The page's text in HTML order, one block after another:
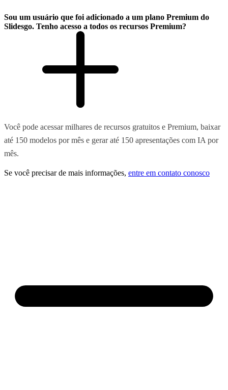
Sou um usuário que foi adicionado a um plano Premium do
Slidesgo. Tenho acesso a todos os recursos Premium?
Você pode acessar milhares de recursos gratuitos e Premium, baixar
até 150 modelos por mês e gerar até 150 apresentações com IA por
mês.
Se você precisar de mais informações, entre em contato conosco